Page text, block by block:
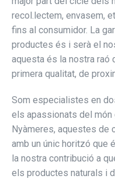
recol.lectem, envasem,
fins al consumidor. La
productes és i serà el
aquesta és la nostra raó
primera qualitat, de
Som especialistes en
els apassionats del
Nyàmeres, aquestes de
amb un únic horitzó que
la nostra contribució a
els productes naturals i